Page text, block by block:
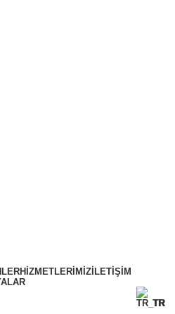
HIZMETLERIMIZ İLETIŞIM
TR